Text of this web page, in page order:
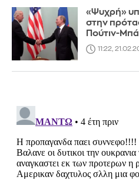
«Ψυχρή»
στην
Πούτιν-
11:22,